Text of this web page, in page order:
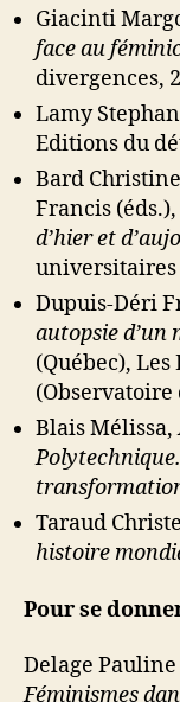
Giacinti
face au
divergences,
Lamy
Editions du
Bard
Francis (éds.),
d’hier et
universitaires
Dupuis-Déri
autopsie d’un
(Québec),
Blais Mélissa,
Taraud
histoire
Pour se
Delage
Féminismes